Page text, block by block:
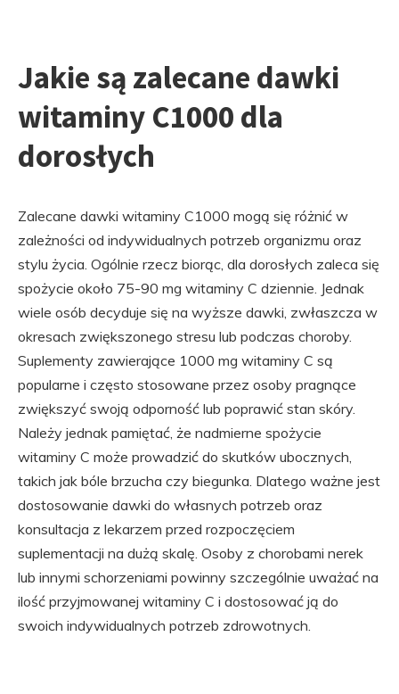
Jakie są zalecane dawki
witaminy C1000 dla
dorosłych
Zalecane dawki witaminy C1000 mogą się różnić w
zależności od indywidualnych potrzeb organizmu oraz
stylu życia. Ogólnie rzecz biorąc, dla dorosłych zaleca się
spożycie około 75-90 mg witaminy C dziennie. Jednak
wiele osób decyduje się na wyższe dawki, zwłaszcza w
okresach zwiększonego stresu lub podczas choroby.
Suplementy zawierające 1000 mg witaminy C są
popularne i często stosowane przez osoby pragnące
zwiększyć swoją odporność lub poprawić stan skóry.
Należy jednak pamiętać, że nadmierne spożycie
witaminy C może prowadzić do skutków ubocznych,
takich jak bóle brzucha czy biegunka. Dlatego ważne jest
dostosowanie dawki do własnych potrzeb oraz
konsultacja z lekarzem przed rozpoczęciem
suplementacji na dużą skalę. Osoby z chorobami nerek
lub innymi schorzeniami powinny szczególnie uważać na
ilość przyjmowanej witaminy C i dostosować ją do
swoich indywidualnych potrzeb zdrowotnych.